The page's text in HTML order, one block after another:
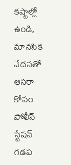
కష్టాల్లో
ఉండి,
మానసిక
వేదనతో
ఆసరా
కోసం
పోలీస్
స్టేషన్
గడప